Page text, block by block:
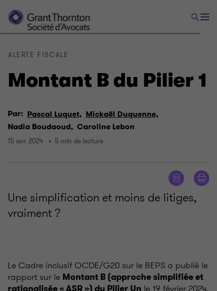
Montant B du Pilier 1
ALERTE FISCALE
Par: Pascal Luquet, Mickaël Duquenne,
Nadia Boudaoud, Caroline Lebon
15 avr. 2024 5 min de lecture
Une simplification et moins de litiges,
vraiment ?
Le Cadre inclusif OCDE/G20 sur le BEPS a publié le
rapport sur le Montant B (approche simplifiée et
rationalisée « ASR ») du Pilier Un le 19 février 2024.